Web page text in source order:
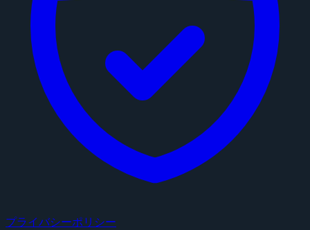
プライバシーポリシー